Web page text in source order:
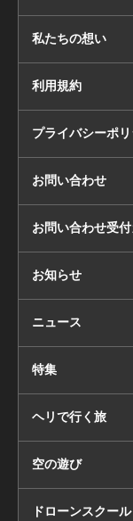
私たちの想い
利用規約
プライバシーポ
お問い合わせ
お問い合わせ受
お知らせ
ニュース
特集
ヘリで行く旅
空の遊び
ドローンスクール